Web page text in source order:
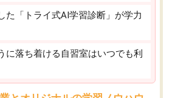
た「トライ式AI学習診断」が学力
に落ち着ける自習室はいつでも利